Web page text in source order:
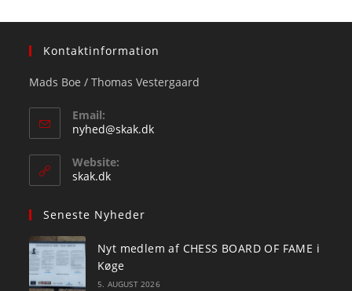
Kontaktinformation
Mads Boe / Thomas Vestergaard
Email:
nyhed@skak.dkOpens
Website:
skak.dk
Seneste Nyheder
Nyt medlem af CHESS BOARD OF FAME i
Køge
5. AUGUST 2026